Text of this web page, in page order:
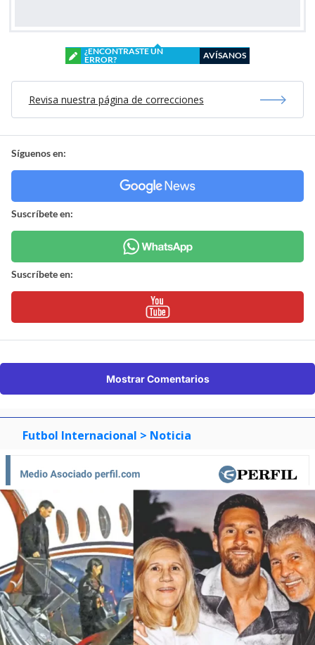
¿ENCONTRASTE UN
ERROR?
AVÍSANOS
Revisa nuestra página de correcciones
Síguenos en:
Suscríbete en:
Suscríbete en:
Mostrar Comentarios
Futbol Internacional > Noticia